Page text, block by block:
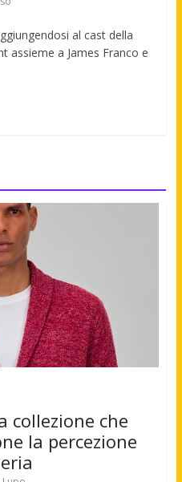
al cast della
assieme a James Franco e
collezione che
la percezione